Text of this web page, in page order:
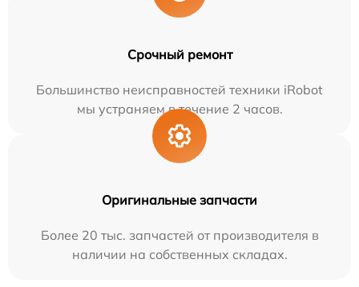
Срочный ремонт
Большинство неисправностей техники iRobot
мы устраняем в течение 2 часов.
Оригинальные запчасти
Более 20 тыс. запчастей от производителя в
наличии на собственных складах.